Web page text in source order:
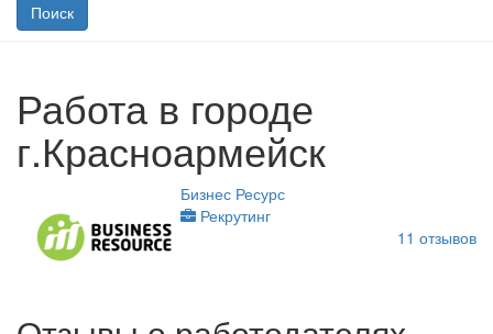
Поиск
Работа в городе
г.Красноармейск
Бизнес Ресурс
Рекрутинг
11 отзывов